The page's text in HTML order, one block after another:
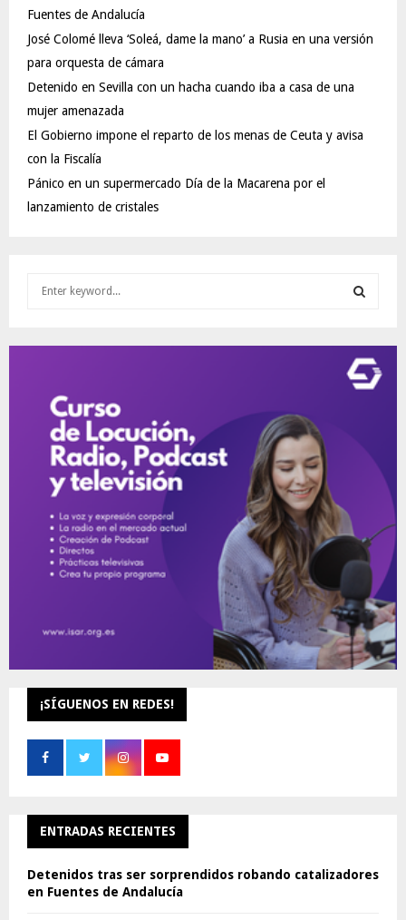
Fuentes de Andalucía
José Colomé lleva ‘Soleá, dame la mano’ a Rusia en una versión
para orquesta de cámara
Detenido en Sevilla con un hacha cuando iba a casa de una
mujer amenazada
El Gobierno impone el reparto de los menas de Ceuta y avisa
con la Fiscalía
Pánico en un supermercado Día de la Macarena por el
lanzamiento de cristales
E
¡SÍGUENOS EN REDES!
ENTRADAS RECIENTES
Detenidos tras ser sorprendidos robando catalizadores
en Fuentes de Andalucía